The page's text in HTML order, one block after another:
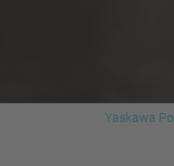
Yaskawa